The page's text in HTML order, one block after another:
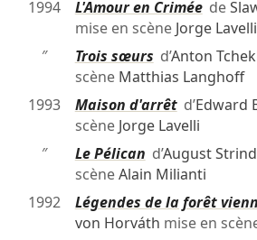
1994
L'Amour en Criméede
mise en scène Jorge Lavelli
″
Trois sœurs d’Anton
scène Matthias Langhoff
1993
Maison d'arrêtd’Edward
scène Jorge Lavelli
″
Le Pélican d’August
scèneAlain Milianti
1992
Légendes de la forêt
von Horváth mise en